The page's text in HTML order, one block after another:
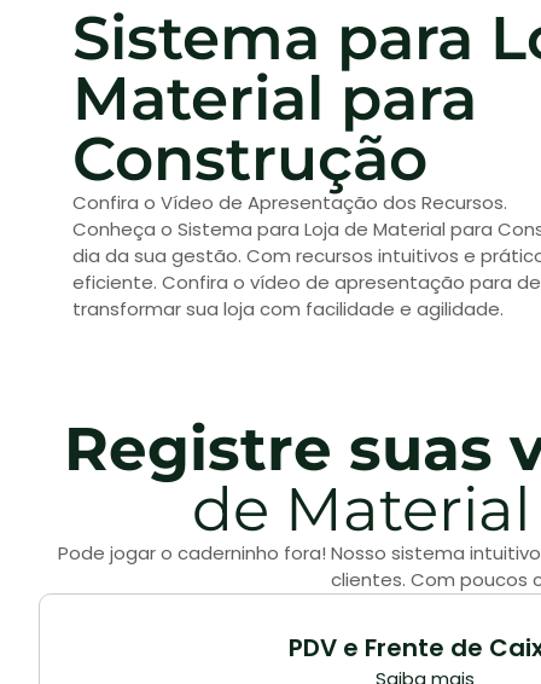
Sistema para
Material para
Construção
Confira o Vídeo de Apresentação dos Recursos.
Conheça o Sistema para Loja de Material para
dia da sua gestão. Com recursos intuitivos e
eficiente. Confira o vídeo de apresentação para
transformar sua loja com facilidade e agilidade.
Registre suas
de
Pode jogar o caderninho fora! Nosso sistema
clientes. Com poucos
PDV e Frente de
Saiba mais